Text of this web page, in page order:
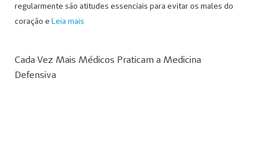
regularmente são atitudes essenciais para evitar os males do
coração e Leia mais
Cada Vez Mais Médicos Praticam a Medicina
Defensiva